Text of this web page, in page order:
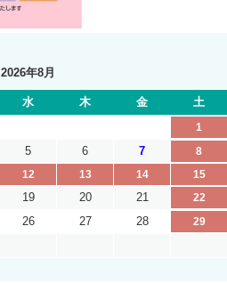
2026年8月
水 木 金 土
1
5 6 7
8
12 13 14
15
19 20 21
22
26 27 28
29